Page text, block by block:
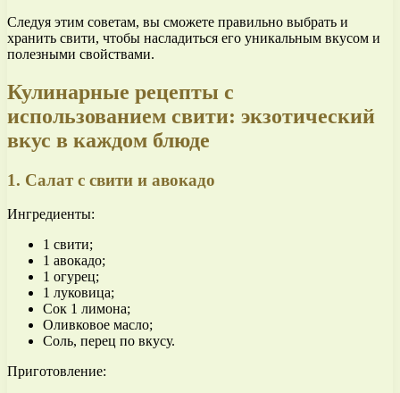
Следуя этим советам, вы сможете правильно выбрать и
хранить свити, чтобы насладиться его уникальным вкусом и
полезными свойствами.
Кулинарные рецепты с
использованием свити: экзотический
вкус в каждом блюде
1. Салат с свити и авокадо
Ингредиенты:
1 свити;
1 авокадо;
1 огурец;
1 луковица;
Сок 1 лимона;
Оливковое масло;
Соль, перец по вкусу.
Приготовление: